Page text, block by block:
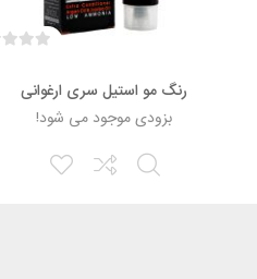
رنگ مو استیل سری ارغوانی
بزودی موجود می شود!